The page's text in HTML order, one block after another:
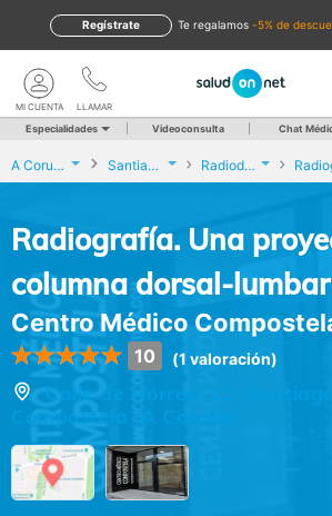
te regalamos -5% de
Regístrate
LLAMAR
MI CUENTA
Especialidades Videoconsulta Chat
A Coruña Santiago de Compostela Radiodiagnóstico
Radiografía. Una
columna dorsal-lumbar
Centro Médico
10 (1 valoración)
Compostela (A Coruña)